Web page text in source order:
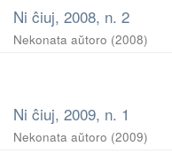
Ni ĉiuj, 2008, n. 2
Nekonata aŭtoro (2008)
Ni ĉiuj, 2009, n. 1
Nekonata aŭtoro (2009)